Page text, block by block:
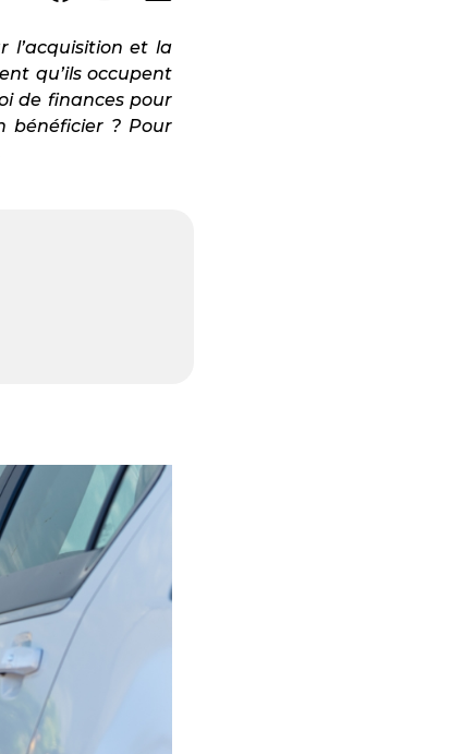
l’acquisition et la
qu’ils occupent
de finances pour
bénéficier ? Pour